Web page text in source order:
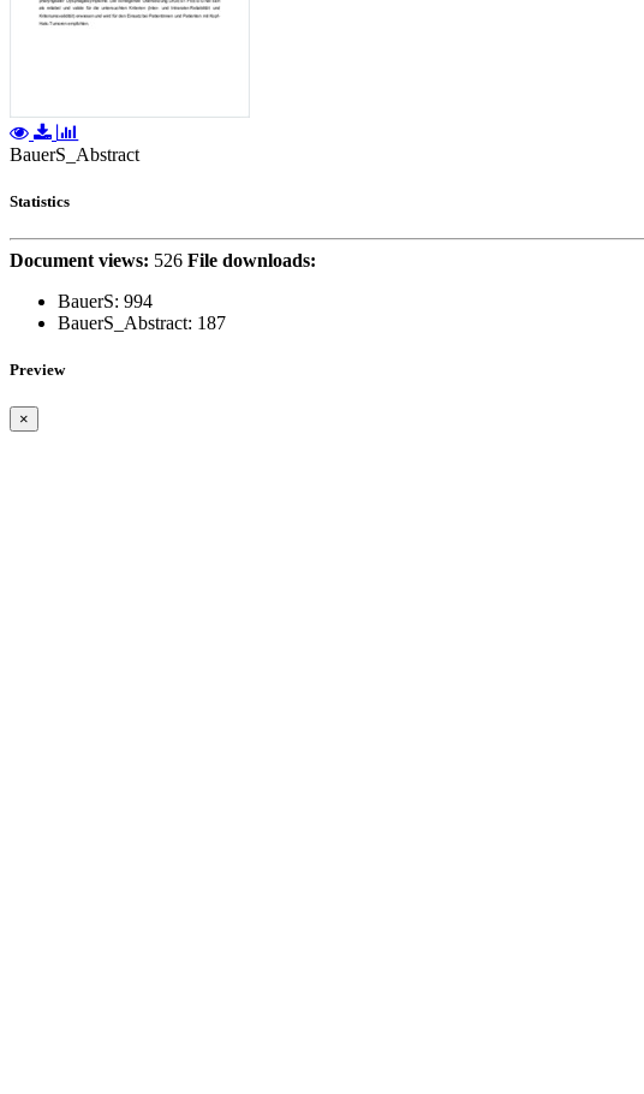
BauerS_Abstract
Statistics
Document views: 526 File downloads:
BauerS: 994
BauerS_Abstract: 187
Preview
×